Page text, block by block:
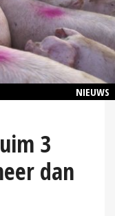
NIEUWS
3
dan